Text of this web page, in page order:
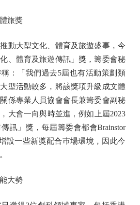
旅獎
大型文化、體育及旅遊盛事，今
、體育及旅遊傳訊」獎，籌委會秘
：「我們過去5屆也有活動策劃類
型活動較多，將該獎項升級成文體
係專業人員協會會長兼籌委會副秘
大會一向與時並進，例如上屆2023
訊」獎，每屆籌委會都會Brainstor
設一些新獎配合巿場環境，因此今
大勢